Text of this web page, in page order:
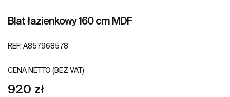
Blat łazienkowy 160 cm MDF
REF: A857968578
CENA NETTO (BEZ VAT)
920 zł